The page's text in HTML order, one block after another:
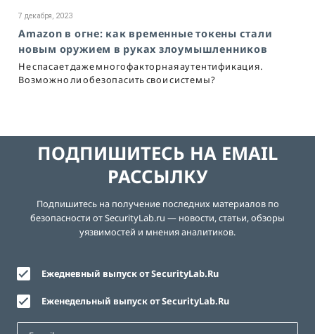
7 декабря, 2023
Amazon в огне: как временные токены стали
новым оружием в руках злоумышленников
Не спасает даже многофакторная аутентификация.
Возможно ли обезопасить свои системы?
ПОДПИШИТЕСЬ НА EMAIL
РАССЫЛКУ
Подпишитесь на получение последних материалов по
безопасности от SecurityLab.ru — новости, статьи, обзоры
уязвимостей и мнения аналитиков.
Ежедневный выпуск от SecurityLab.Ru
Еженедельный выпуск от SecurityLab.Ru